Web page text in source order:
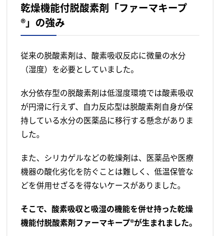
乾燥機能付脱酸素剤「ファーマキープ
®」の強み
従来の脱酸素剤は、酸素吸収反応に微量の水分
（湿度）を必要としていました。
水分依存型の脱酸素剤は低湿度環境では酸素吸収
が円滑に行えず、自力反応型は脱酸素剤自身が保
持している水分の医薬品に移行する懸念がありま
した。
また、シリカゲルなどの乾燥剤は、医薬品や医療
機器の酸化劣化を防ぐことは難しく、低温保管な
どを併用せざるを得ないケースがありました。
そこで、酸素吸収と吸湿の機能を併せ持った乾燥
機能付脱酸素剤ファーマキープ®が生まれました。